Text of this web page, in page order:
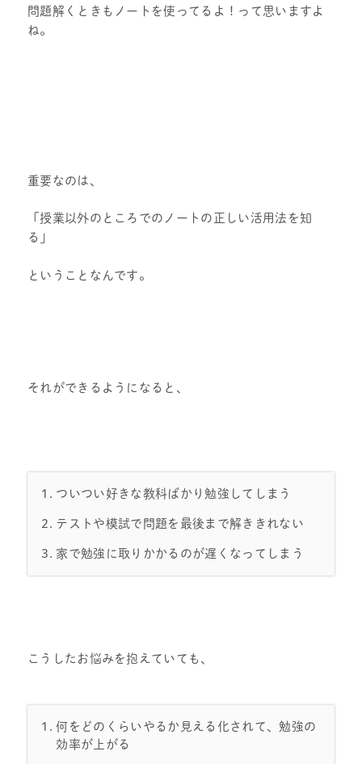
問題解くときもノートを使ってるよ！って思いますよ
ね。
重要なのは、
「授業以外のところでのノートの正しい活用法を知
る」
ということなんです。
それができるようになると、
ついつい好きな教科ばかり勉強してしまう
テストや模試で問題を最後まで解ききれない
家で勉強に取りかかるのが遅くなってしまう
こうしたお悩みを抱えていても、
何をどのくらいやるか見える化されて、勉強の
効率が上がる